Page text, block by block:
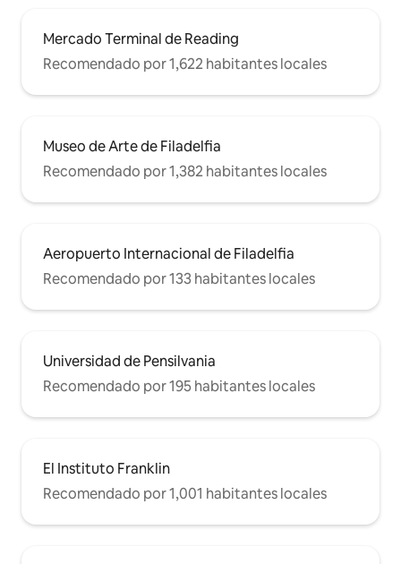
Mercado Terminal de Reading
Recomendado por 1,622 habitantes locales
Museo de Arte de Filadelfia
Recomendado por 1,382 habitantes locales
Aeropuerto Internacional de Filadelfia
Recomendado por 133 habitantes locales
Universidad de Pensilvania
Recomendado por 195 habitantes locales
El Instituto Franklin
Recomendado por 1,001 habitantes locales